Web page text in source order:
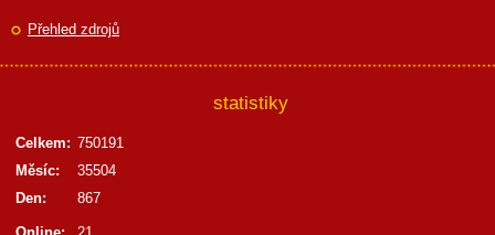
Přehled zdrojů
statistiky
Celkem: 750191
Měsíc:
35504
Den:
867